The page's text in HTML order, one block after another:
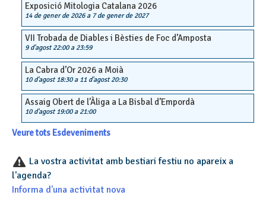
Exposició Mitologia Catalana 2026
14 de gener de 2026a 7 de gener de 2027
VII Trobada de Diables i Bèsties de Foc d’Amposta
9 d'agost 22:00a 23:59
La Cabra d’Or 2026 a Moià
10 d'agost 18:30a 11 d'agost 20:30
Assaig Obert de l’Àliga a La Bisbal d’Empordà
10 d'agost 19:00a 21:00
Veure tots Esdeveniments
La vostra activitat amb bestiari festiu no apareix a
l'agenda?
Informa d'una activitat nova